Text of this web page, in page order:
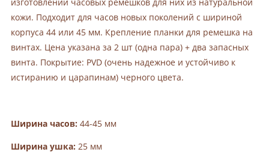
изготовлении часовых ремешков для них из натуральной
кожи. Подходит для часов новых поколений с шириной
корпуса 44 или 45 мм. Крепление планки для ремешка на
винтах. Цена указана за 2 шт (одна пара) + два запасных
винта. Покрытие: PVD (очень надежное и устойчиво к
истиранию и царапинам) черного цвета.
Ширина часов: 44-45 мм
Ширина ушка: 25 мм